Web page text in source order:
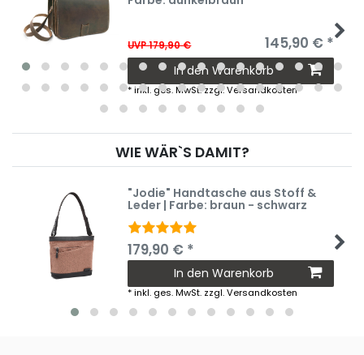
UVP 179,90 € 145,90 € *
In den Warenkorb
*inkl. ges. MwSt.zzgl.Versandkosten
WIE WÄR`S DAMIT?
"Jodie" Handtasche aus Stoff &
Leder | Farbe: braun - schwarz
179,90 € *
In den Warenkorb
*inkl. ges. MwSt. zzgl.Versandkosten